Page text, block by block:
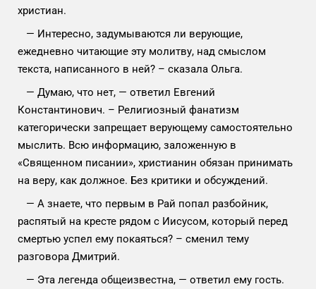
христиан.
— Интересно, задумываются ли верующие,
ежедневно читающие эту молитву, над смыслом
текста, написанного в ней? – сказала Ольга.
— Думаю, что нет, — ответил Евгений
Константинович. – Религиозный фанатизм
категорически запрещает верующему самостоятельно
мыслить. Всю информацию, заложенную в
«Священном писании», христианин обязан принимать
на веру, как должное. Без критики и обсуждений.
— А знаете, что первым в Рай попал разбойник,
распятый на кресте рядом с Иисусом, который перед
смертью успел ему покаяться? – сменил тему
разговора Дмитрий.
— Эта легенда общеизвестна, — ответил ему гость.